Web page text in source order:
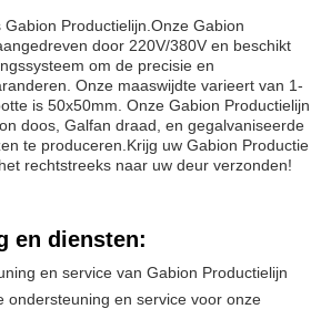
Productielijn.Onze Gabion
door 220V/380V en beschikt
om de precisie en
Onze maaswijdte varieert van 1-
is 50x50mm. Onze Gabion Productielijn
doos, Galfan draad, en gegalvaniseerde
te produceren.Krijg uw Gabion Productie
rechtstreeks naar uw deur verzonden!
en diensten:
en service van Gabion Productielijn
ondersteuning en service voor onze